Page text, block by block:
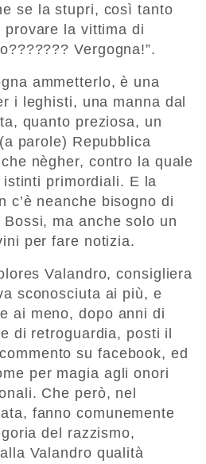
se la stupri, così tanto
provare la vittima di
Vergogna!”.
ammetterlo, è una
i leghisti, una manna dal
quanto preziosa, un
parole) Repubblica
nègher, contro la quale
primordiali. E la
c’è neanche bisogno di
ma anche solo un
per fare notizia.
Valandro, consigliera
sconosciuta ai più, e
ai meno, dopo anni di
di retroguardia, posti il
su facebook, ed
per magia agli onori
Che però, nel
fanno comunemente
del razzismo,
Valandro qualità